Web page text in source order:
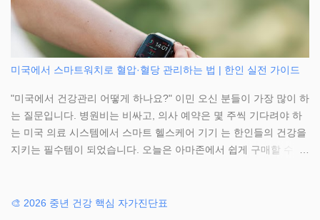
미국에서 스마트워치로 혈압·혈당 관리하는 법 | 한인 실전 가이드
"미국에서 건강관리 어떻게 하나요?" 이민 오신 분들이 가장 많이 하
는 질문입니다. 병원비는 비싸고, 의사 예약은 몇 주씩 기다려야 하
는 미국 의료 시스템에서 스마트 헬스케어 기기 는 한인들의 건강을
지키는 필수템이 되었습니다. 오늘은 아마존에서 쉽게 구매할 수 있
정 설정하는 법 (5분 완성) 첫 번째, 필수 앱을 다운로드하세요.
🎨 2026 중년 건강 핵심 자가진단표